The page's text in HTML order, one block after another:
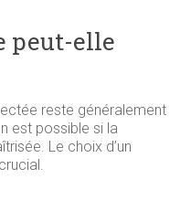
peut-elle
reste généralement
est possible si la
Le choix d’un